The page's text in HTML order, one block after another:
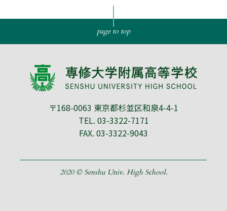
page to top
〒168-0063 東京都杉並区和泉4-4-1
TEL. 03-3322-7171
FAX. 03-3322-9043
2020 © Senshu Univ. High School.